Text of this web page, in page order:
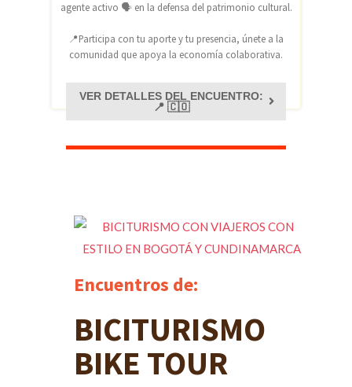
agente activo 🗣️ en la defensa del patrimonio cultural.
📍Participa con tu aporte y tu presencia, únete a la
comunidad que apoya la economía colaborativa.
VER DETALLES DEL ENCUENTRO:
📍 🇨🇴
Encuentros de:
BICITURISMO
BIKE TOUR